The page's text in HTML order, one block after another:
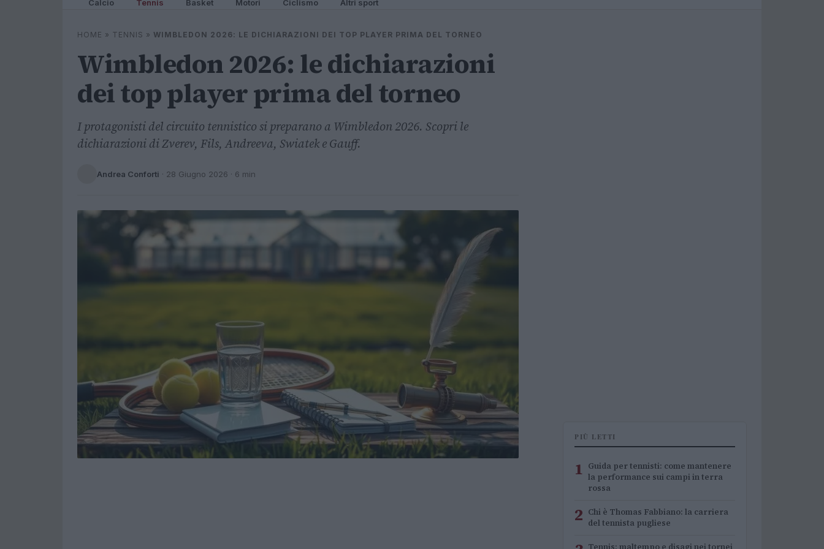
Calcio Tennis Basket Motori Ciclismo Altri sport
HOME » TENNIS » WIMBLEDON 2026: LE DICHIARAZIONI DEI TOP PLAYER PRIMA DEL TORNEO
Wimbledon 2026: le dichiarazioni
dei top player prima del torneo
I protagonisti del circuito tennistico si preparano a Wimbledon 2026. Scopri le
dichiarazioni di Zverev, Fils, Andreeva, Swiatek e Gauff.
Andrea Conforti · 28 Giugno 2026 · 6 min
PIÙ LETTI
1 Guida per tennisti: come mantenere
la performance sui campi in terra
rossa
2 Chi è Thomas Fabbiano: la carriera
del tennista pugliese
Tennis: maltempo e disagi nei tornei